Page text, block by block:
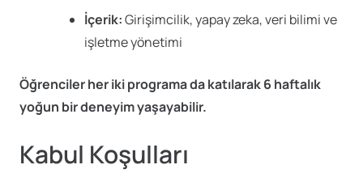
İçerik:Girişimcilik, yapay zeka, veri bilimi ve
işletme yönetimi
Öğrenciler her iki programa da katılarak 6 haftalık
yoğun bir deneyim yaşayabilir.
Kabul Koşulları